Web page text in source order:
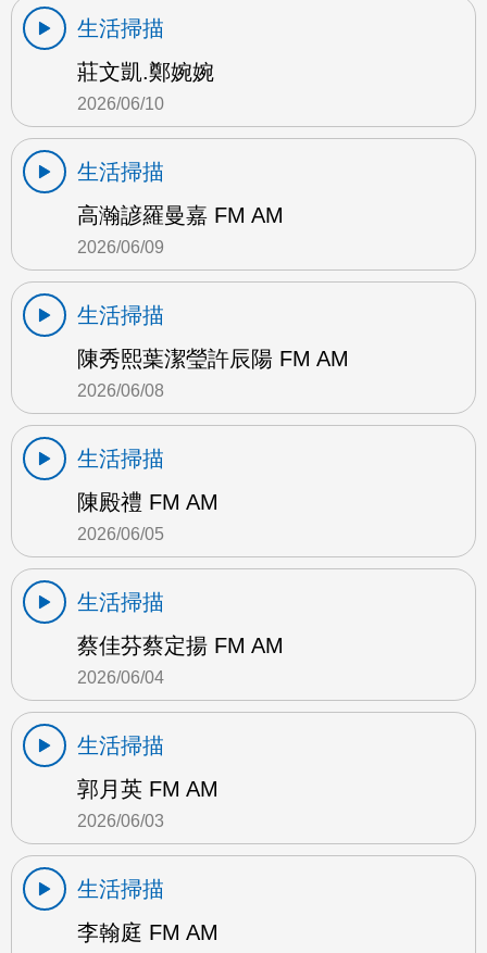
生活掃描
莊文凱.鄭婉婉
2026/06/10
生活掃描
高瀚諺羅曼嘉 FM AM
2026/06/09
生活掃描
陳秀熙葉潔瑩許辰陽 FM AM
2026/06/08
生活掃描
陳殿禮 FM AM
2026/06/05
生活掃描
蔡佳芬蔡定揚 FM AM
2026/06/04
生活掃描
郭月英 FM AM
2026/06/03
生活掃描
李翰庭 FM AM